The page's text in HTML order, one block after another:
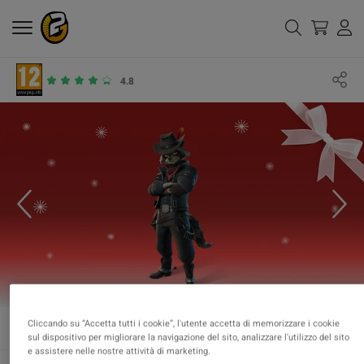
4.8
Cliccando su “Accetta tutti i cookie”, l'utente accetta di memorizzare i cookie
sul dispositivo per migliorare la navigazione del sito, analizzare l'utilizzo del sito
e assistere nelle nostre attività di marketing.